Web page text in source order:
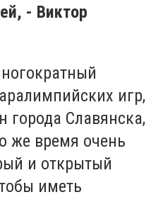
- Виктор
игр,
города Славянска,
же время очень
и открытый
иметь